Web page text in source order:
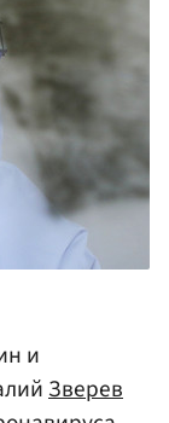
и
Зверев